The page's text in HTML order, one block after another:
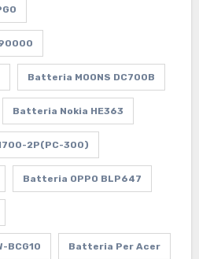
Batteria MOONS DC700B
Batteria Nokia HE363
2P(PC-300)
Batteria OPPO BLP647
BCG10 Batteria Per Acer